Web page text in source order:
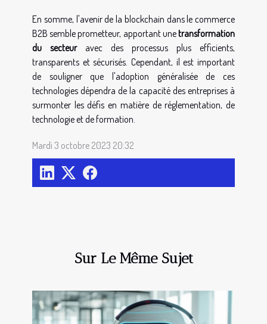
En somme, l'avenir de la blockchain dans le commerce
B2B semble prometteur, apportant unetransformation
du secteuravec des processus plus efficients,
transparents et sécurisés. Cependant, il est important
de souligner que l'adoption généralisée de ces
technologies dépendra de la capacité des entreprises à
surmonter les défis en matière de réglementation, de
technologie et de formation.
Mardi 3 octobre 2023 20:32
Sur Le Même Sujet